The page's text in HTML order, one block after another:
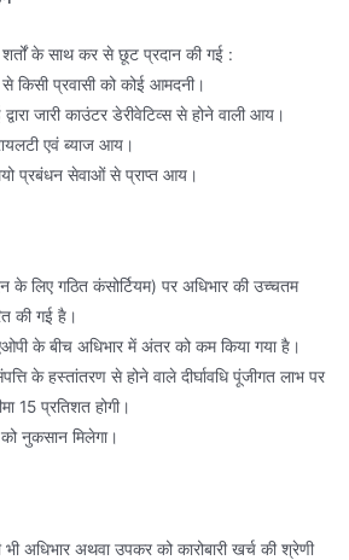
शर्तों के साथ कर से छूट प्रदान की गई :
से किसी प्रवासी को कोई आमदनी।
जारी काउंटर डेरीवेटिव्स से होने वाली आय।
एवं ब्याज आय।
प्रबंधन सेवाओं से प्राप्त आय।
के लिए गठित कंसोर्टियम) पर अधिभार की उच्चतम
की गई है।
के बीच अधिभार में अंतर को कम किया गया है।
के हस्तांतरण से होने वाले दीर्घावधि पूंजीगत लाभ पर
15 प्रतिशत होगी।
नुकसान मिलेगा।
अधिभार अथवा उपकर को कारोबारी खर्च की श्रेणी